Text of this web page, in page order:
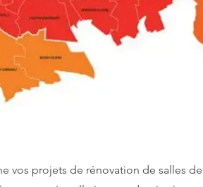
vos projets de rénovation de salles